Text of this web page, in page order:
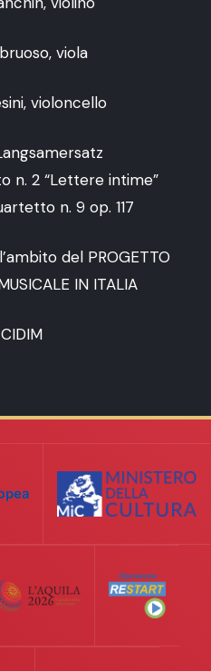
viola
violoncello
n. 2 “Lettere intime”
n. 9 op. 117
del PROGETTO
IN ITALIA